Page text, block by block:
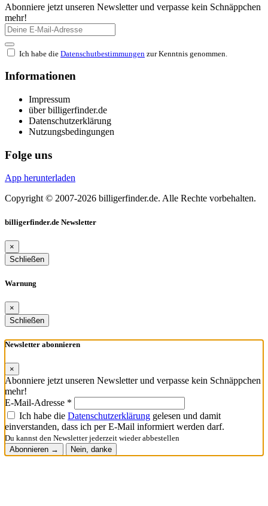
Abonniere jetzt unseren Newsletter und verpasse kein Schnäppchen
mehr!
Ich habe die Datenschutbestimmungen zur Kenntnis genommen.
Informationen
Impressum
über billigerfinder.de
Datenschutzerklärung
Nutzungsbedingungen
Folge uns
App herunterladen
Copyright © 2007-2026 billigerfinder.de. Alle Rechte vorbehalten.
billigerfinder.de Newsletter
×
Schließen
Warnung
×
Schließen
Newsletter abonnieren
×
Abonniere jetzt unseren Newsletter und verpasse kein Schnäppchen
mehr!
E-Mail-Adresse *
Ich habe die Datenschutzerklärung gelesen und damit
einverstanden, dass ich per E-Mail informiert werden darf.
Du kannst den Newsletter jederzeit wieder abbestellen
Abonnieren →
Nein, danke